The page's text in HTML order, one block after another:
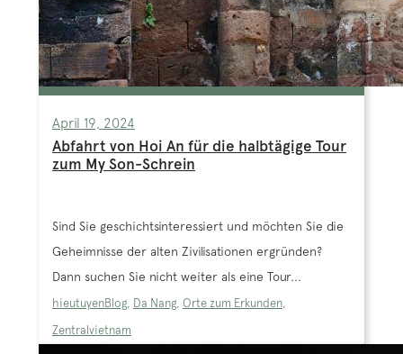
April 19, 2024
Abfahrt von Hoi An für die halbtägige Tour
zum My Son-Schrein
Sind Sie geschichtsinteressiert und möchten Sie die
Geheimnisse der alten Zivilisationen ergründen?
Dann suchen Sie nicht weiter als eine Tour...
hieutuyenBlog, Da Nang, Orte zum Erkunden,
Zentralvietnam